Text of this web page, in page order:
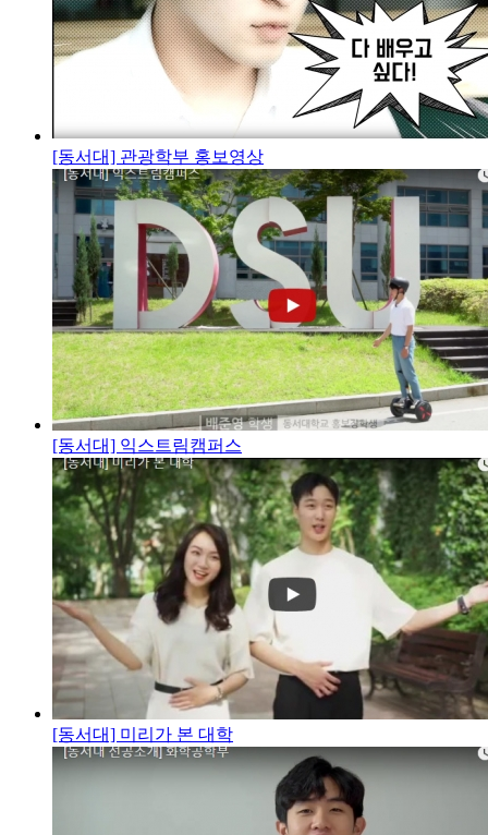
[동서대] 관광학부 홍보영상
[동서대] 익스트림캠퍼스
[동서대] 미리가 본 대학